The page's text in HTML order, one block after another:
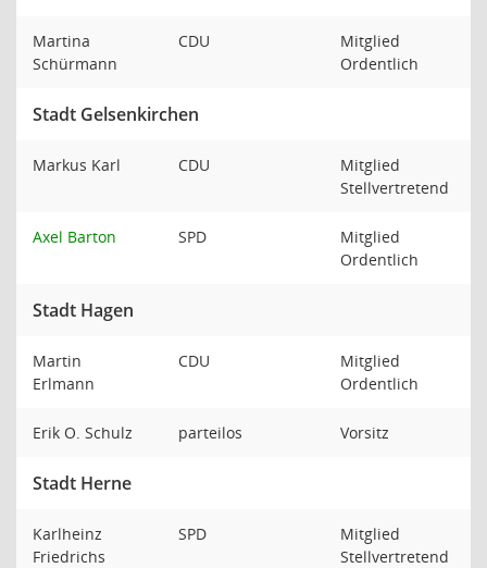
Martina
Schürmann
CDU
Mitglied
Ordentlich
Stadt Gelsenkirchen
Markus Karl CDU
Mitglied
Stellvertretend
Axel Barton SPD
Mitglied
Ordentlich
Stadt Hagen
Martin
Erlmann
CDU
Mitglied
Ordentlich
Erik O. Schulz parteilos Vorsitz
Stadt Herne
Karlheinz
Friedrichs
SPD
Mitglied
Stellvertretend